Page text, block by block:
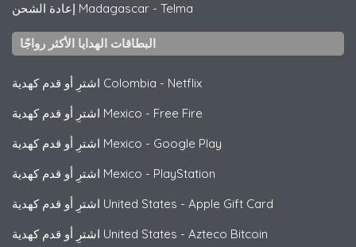
إعادة الشحن Madagascar - Telma
البطاقات الهدايا الأكثر رواجًا
اشترِ أو قدم كهدية Colombia - Netflix
اشترِ أو قدم كهدية Mexico - Free Fire
اشترِ أو قدم كهدية Mexico - Google Play
اشترِ أو قدم كهدية Mexico - PlayStation
اشترِ أو قدم كهدية United States - Apple Gift Card
اشترِ أو قدم كهدية United States - Azteco Bitcoin